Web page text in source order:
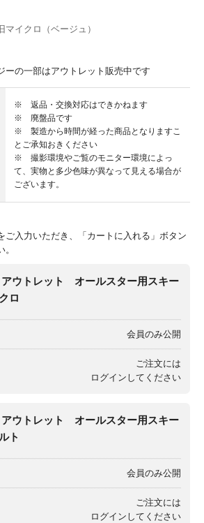
イクロ（ベージュ）
ーの一部はアウトレット販売中です
※ 返品・交換対応はできかねます
※ 廃盤品です
※ 製造から時間が経った商品となりますこ
とご承知おきください
※ 撮影環境やご覧のモニター環境によっ
て、実物と多少色味が異なって見える場合が
ございます。
入力いただき、「カートに入れる」ボタン
アウトレット オールスター用スキー
ロ
会員のみ公開
ご注文には
ログイン してください
アウトレット オールスター用スキー
ト
会員のみ公開
ご注文には
ログイン してください